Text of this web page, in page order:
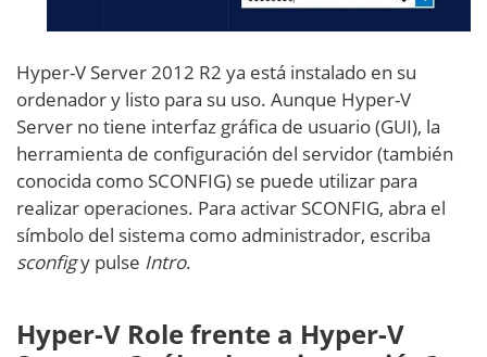
Hyper-V Server 2012 R2 ya está instalado en su
ordenador y listo para su uso. Aunque Hyper-V
Server no tiene interfaz gráfica de usuario (GUI), la
herramienta de configuración del servidor (también
conocida como SCONFIG) se puede utilizar para
realizar operaciones. Para activar SCONFIG, abra el
símbolo del sistema como administrador, escriba
sconfigy pulse Intro.
Hyper-V Role frente a Hyper-V